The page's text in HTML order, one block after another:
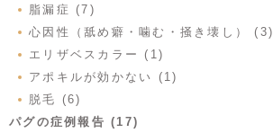
脂漏症 (7)
心因性（舐め癖・噛む・掻き壊し） (3)
エリザベスカラー (1)
アポキルが効かない (1)
脱毛 (6)
パグの症例報告 (17)